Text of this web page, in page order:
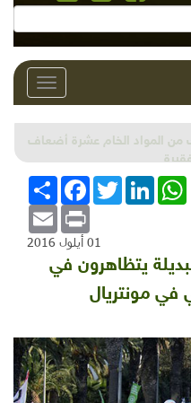
Toggle
من المواد الخام عشرة أضعاف
انشر
FacebookTwitterLinkedInWhatsApp
Email Print
01 أيلول 2016
يتظاهرون في
في مونتريال